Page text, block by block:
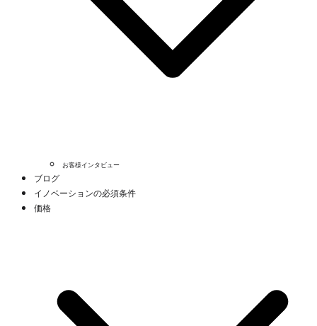
お客様インタビュー
ブログ
イノベーションの必須条件
価格